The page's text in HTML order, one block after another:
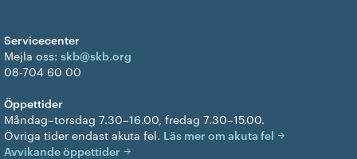
Servicecenter
Mejla oss: skb@skb.org
08-704 60 00
Öppettider
Måndag–torsdag 7.30–16.00, fredag 7.30–15.00.
Övriga tider endast akuta fel. Läs mer om akuta fel
Avvikande öppettider